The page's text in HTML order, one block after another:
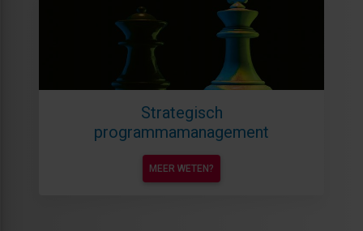
Strategisch
programmamanagement
MEER WETEN?